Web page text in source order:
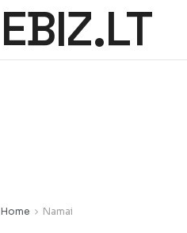
EBIZ.LT
Home Namai